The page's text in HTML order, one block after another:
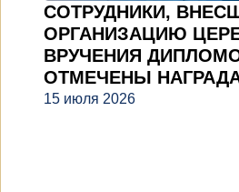
СОТРУДНИКИ,
ОРГАНИЗАЦИЮ
ВРУЧЕНИЯ
ОТМЕЧЕНЫ
15 июля 2026